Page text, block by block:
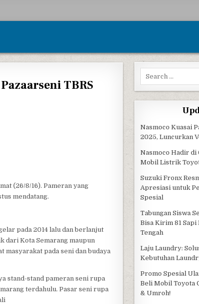
TBRS
SEMARANG HINGGA BALI PAMERAN DI PAZAARSENI TBRS
(26/8/16). Pameran yang
mendatang.
pada 2014 lalu dan berlanjut
dari Kota Semarang maupun
masyarakat pada seni dan budaya
stand-stand pameran seni rupa
terdahulu. Pasar seni rupa
Search for:
Nasmoco Kuasai
2025, Luncurkan
Nasmoco Hadir di
Mobil Listrik
Suzuki Fronx
Apresiasi untuk
Spesial
Tabungan Siswa
Bisa Kirim 81
Tengah
Laju Laundry:
Kebutuhan
Promo Spesial
Beli Mobil Toyota
& Umroh!